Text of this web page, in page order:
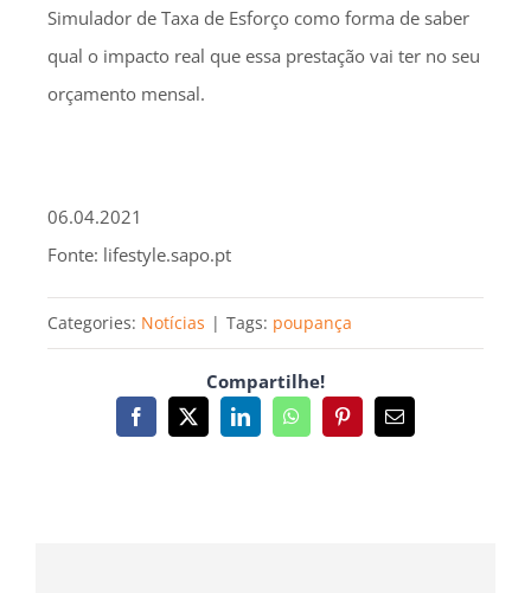
Simulador de Taxa de Esforço como forma de saber
qual o impacto real que essa prestação vai ter no seu
orçamento mensal.
06.04.2021
Fonte: lifestyle.sapo.pt
Categories: Notícias | Tags: poupança
Compartilhe!
Facebook
X LinkedInWhatsAppPinterestEmail
(necessário